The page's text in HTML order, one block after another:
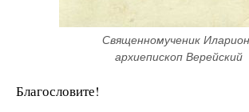
Священномученик Иларион,
архиепископ Верейский
Благословите!